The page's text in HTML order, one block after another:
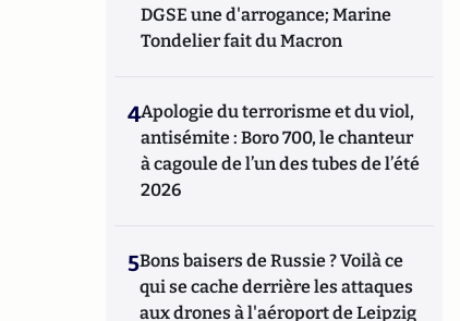
DGSE une d'arrogance; Marine
Tondelier fait du Macron
4Apologie du terrorisme et du viol,
antisémite : Boro 700, le chanteur
à cagoule de l’un des tubes de l’été
2026
5Bons baisers de Russie ? Voilà ce
qui se cache derrière les attaques
aux drones à l'aéroport de Leipzig